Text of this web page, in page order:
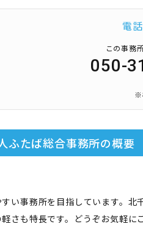
電
この事務
050-
※
ふたば総合事務所の概要
い事務所を目指しています。
さも特長です。どうぞお気軽に